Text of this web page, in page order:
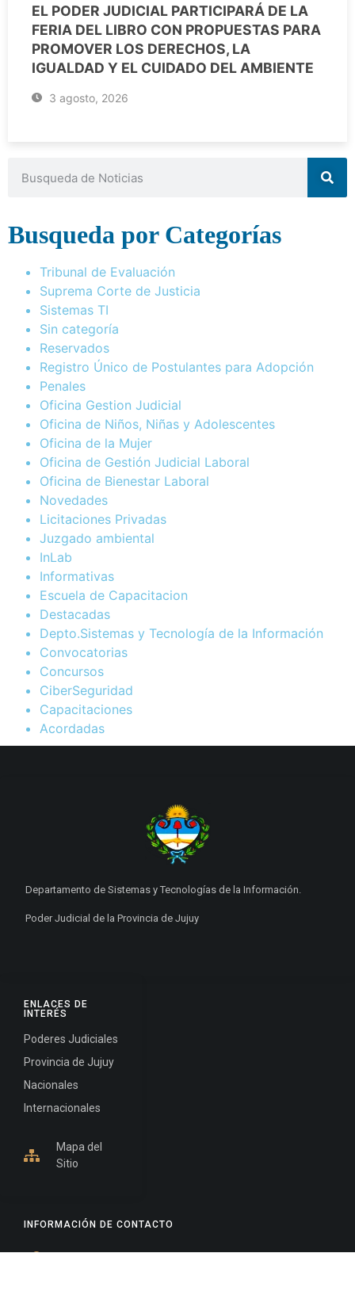
EL PODER JUDICIAL PARTICIPARÁ DE LA
FERIA DEL LIBRO CON PROPUESTAS PARA
PROMOVER LOS DERECHOS, LA
IGUALDAD Y EL CUIDADO DEL AMBIENTE
3 agosto, 2026
Busqueda por Categorías
Tribunal de Evaluación
Suprema Corte de Justicia
Sistemas TI
Sin categoría
Reservados
Registro Único de Postulantes para Adopción
Penales
Oficina Gestion Judicial
Oficina de Niños, Niñas y Adolescentes
Oficina de la Mujer
Oficina de Gestión Judicial Laboral
Oficina de Bienestar Laboral
Novedades
Licitaciones Privadas
Juzgado ambiental
InLab
Informativas
Escuela de Capacitacion
Destacadas
Depto.Sistemas y Tecnología de la Información
Convocatorias
Concursos
CiberSeguridad
Capacitaciones
Acordadas
INFORMACIÓN DE CONTACTO
ENLACES DE
INTERÉS
Poderes Judiciales
Provincia de Jujuy
Nacionales
Internacionales
Mapa del
Sitio
Departamento de Sistemas y Tecnologías de la Información.
Poder Judicial de la Provincia de Jujuy